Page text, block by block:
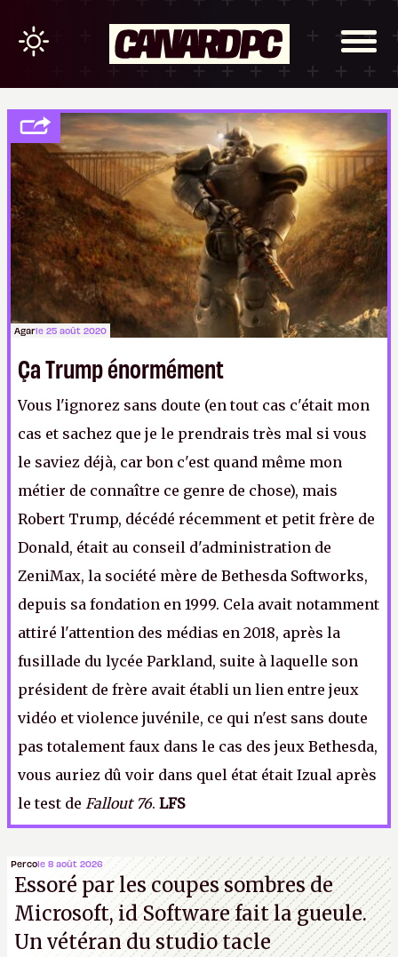
Agarle 25 août 2020
Ça Trump énormément
Vous l'ignorez sans doute (en tout cas c'était mon
cas et sachez que je le prendrais très mal si vous
le saviez déjà, car bon c'est quand même mon
métier de connaître ce genre de chose), mais
Robert Trump, décédé récemment et petit frère de
Donald, était au conseil d'administration de
ZeniMax, la société mère de Bethesda Softworks,
depuis sa fondation en 1999. Cela avait notamment
attiré l'attention des médias en 2018, après la
fusillade du lycée Parkland, suite à laquelle son
président de frère avait établi un lien entre jeux
vidéo et violence juvénile, ce qui n'est sans doute
pas totalement faux dans le cas des jeux Bethesda,
vous auriez dû voir dans quel état était Izual après
le test de Fallout 76. LFS
Percole 8 août 2026
Essoré par les coupes sombres de
Microsoft, id Software fait la gueule.
Un vétéran du studiotacle